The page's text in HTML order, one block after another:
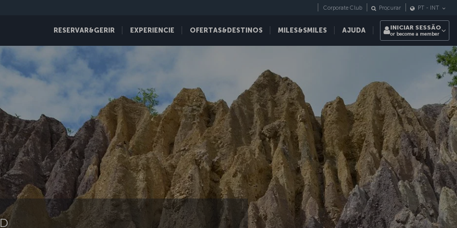
RESERVAR&GERIR EXPERIENCIE OFERTAS&DESTINOS MILES&SMILES AJUDA
Corporate Club Procurar PT - INT
INICIAR SESSÃO
or become a member